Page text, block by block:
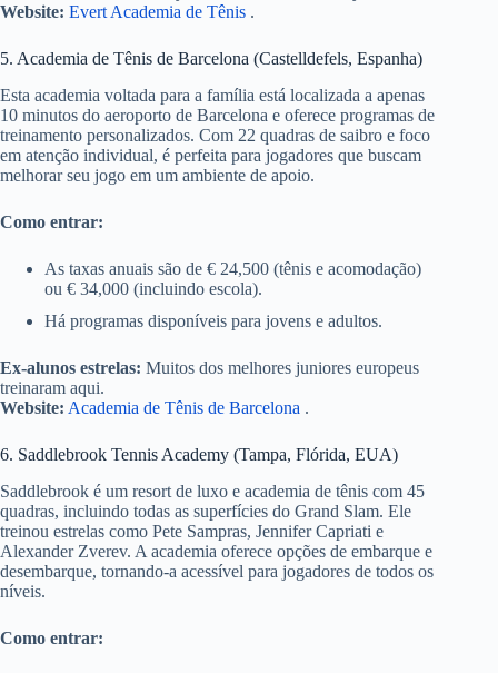
Website: Evert Academia de Tênis .
5. Academia de Tênis de Barcelona (Castelldefels, Espanha)
Esta academia voltada para a família está localizada a apenas
10 minutos do aeroporto de Barcelona e oferece programas de
treinamento personalizados. Com 22 quadras de saibro e foco
em atenção individual, é perfeita para jogadores que buscam
melhorar seu jogo em um ambiente de apoio.
Como entrar:
As taxas anuais são de € 24,500 (tênis e acomodação)
ou € 34,000 (incluindo escola).
Há programas disponíveis para jovens e adultos.
Ex-alunos estrelas: Muitos dos melhores juniores europeus
treinaram aqui.
Website: Academia de Tênis de Barcelona .
6. Saddlebrook Tennis Academy (Tampa, Flórida, EUA)
Saddlebrook é um resort de luxo e academia de tênis com 45
quadras, incluindo todas as superfícies do Grand Slam. Ele
treinou estrelas como Pete Sampras, Jennifer Capriati e
Alexander Zverev. A academia oferece opções de embarque e
desembarque, tornando-a acessível para jogadores de todos os
níveis.
Como entrar: